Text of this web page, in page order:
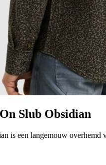
Slub Obsidian
is een langemouw overhemd